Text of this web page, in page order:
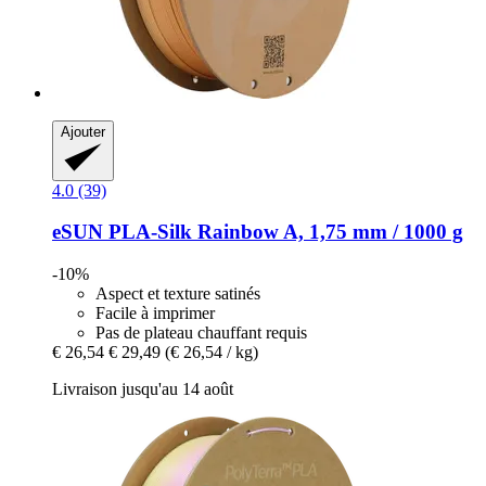
Ajouter
4.0 (39)
eSUN PLA-​Silk Rainbow A, 1,75 mm / 1000 g
-10%
Aspect et texture satinés
Facile à imprimer
Pas de plateau chauffant requis
€ 26,54 € 29,49 (€ 26,54 / kg)
Livraison jusqu'au 14 août